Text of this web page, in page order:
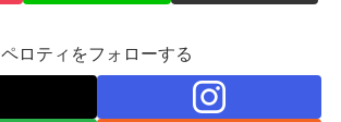
ペロティをフォローする